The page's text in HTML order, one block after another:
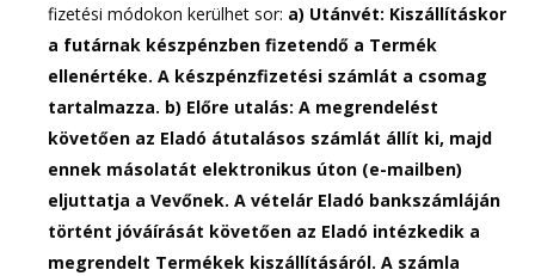
fizetési módokon kerülhet sor: a) Utánvét: Kiszállításkor
a futárnak készpénzben fizetendő a Termék
ellenértéke. A készpénzfizetési számlát a csomag
tartalmazza. b) Előre utalás: A megrendelést
követően az Eladó átutalásos számlát állít ki, majd
ennek másolatát elektronikus úton (e-mailben)
eljuttatja a Vevőnek. A vételár Eladó bankszámláján
történt jóváírását követően az Eladó intézkedik a
megrendelt Termékek kiszállításáról. A számla